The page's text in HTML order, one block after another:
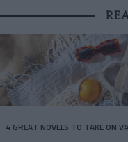
4 GREAT NOVELS TO TAKE ON